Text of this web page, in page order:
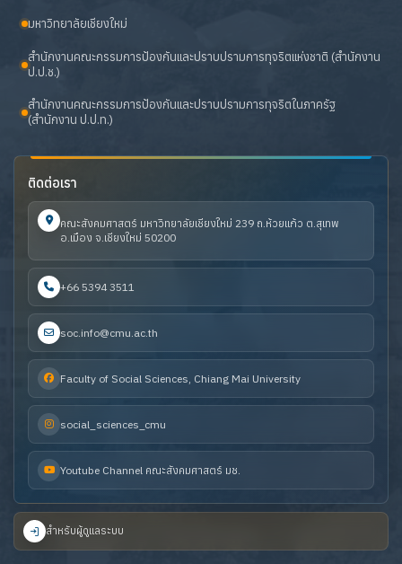
มหาวิทยาลัยเชียงใหม่
สำนักงานคณะกรรมการป้องกันและปราบปรามการทุจริตแห่งชาติ (สำนักงาน
ป.ป.ช.)
สำนักงานคณะกรรมการป้องกันและปราบปรามการทุจริตในภาครัฐ
(สำนักงาน ป.ป.ท.)
ติดต่อเรา
คณะสังคมศาสตร์ มหาวิทยาลัยเชียงใหม่ 239 ถ.ห้วยแก้ว ต.สุเทพ
อ.เมือง จ.เชียงใหม่ 50200
+66 5394 3511
soc.info@cmu.ac.th
Faculty of Social Sciences, Chiang Mai University
social_sciences_cmu
Youtube Channel คณะสังคมศาสตร์ มช.
สำหรับผู้ดูแลระบบ